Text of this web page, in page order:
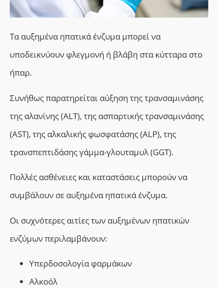
Τα αυξημένα ηπατικά ένζυμα μπορεί να
υποδεικνύουν φλεγμονή ή βλάβη στα κύτταρα στο
ήπαρ.
Συνήθως παρατηρείται αύξηση τηςτρανσαμινάσης
της αλανίνης (ALT), της ασπαρτικήςτρανσαμινάσης
(AST), της αλκαλικής φωσφατάσης(ALP), της
τρανσπεπτιδάσηςγάμμα-γλουταμυλ (GGT).
Πολλές ασθένειες και καταστάσεις μπορούν να
συμβάλουν σε αυξημένα ηπατικά ένζυμα.
Οι συχνότερες αιτίες των αυξημένων ηπατικών
ενζύμων περιλαμβάνουν:
Υπερδοσολογίαφαρμάκων
Αλκοόλ